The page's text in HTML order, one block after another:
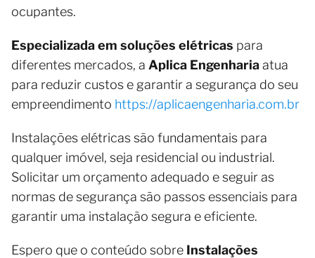
ocupantes.
Especializada em soluções elétricas para
diferentes mercados, a Aplica Engenhariaatua
para reduzir custos e garantir a segurança do seu
empreendimento https://aplicaengenharia.com.br
Instalações elétricas são fundamentais para
qualquer imóvel, seja residencial ou industrial.
Solicitar um orçamento adequado e seguir as
normas de segurança são passos essenciais para
garantir uma instalação segura e eficiente.
Espero que o conteúdo sobre Instalações